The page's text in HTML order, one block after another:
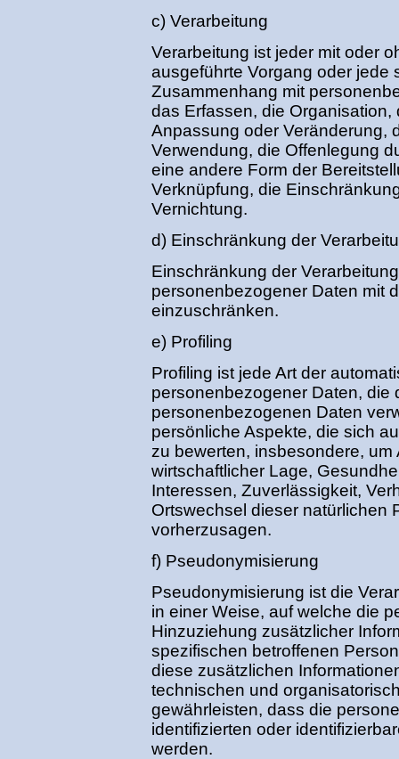
c) Verarbeitung
Verarbeitung ist jeder mit oder
ausgeführte Vorgang oder jede
Zusammenhang mit
das Erfassen, die
Anpassung oder Veränderung,
Verwendung, die Offenlegung
eine andere Form der
Verknüpfung, die
Vernichtung.
d) Einschränkung der
Einschränkung der
personenbezogener Daten mit
einzuschränken.
e) Profiling
Profiling ist jede Art der
personenbezogener Daten, die
personenbezogenen Daten
persönliche Aspekte, die sich
zu bewerten, insbesondere,
wirtschaftlicher Lage,
Interessen, Zuverlässigkeit,
Ortswechsel dieser natürlichen
vorherzusagen.
f) Pseudonymisierung
Pseudonymisierung ist die
in einer Weise, auf welche die
Hinzuziehung zusätzlicher
spezifischen betroffenen
diese zusätzlichen
technischen und
gewährleisten, dass die
identifizierten oder
werden.